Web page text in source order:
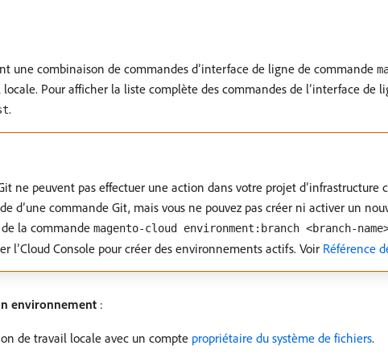
une combinaison de commandes d’interface de ligne de commande
Pour afficher la liste complète des commandes de l’interface de
.
ne peuvent pas effectuer une action dans votre projet d’infrastructure
d’une commande Git, mais vous ne pouvez pas créer ni activer un
la commande magento-cloud environment:branch <branch-
l’Cloud Console pour créer des environnements actifs. Voir Référence
environnement :
de travail locale avec un compte propriétaire du système de fichiers.